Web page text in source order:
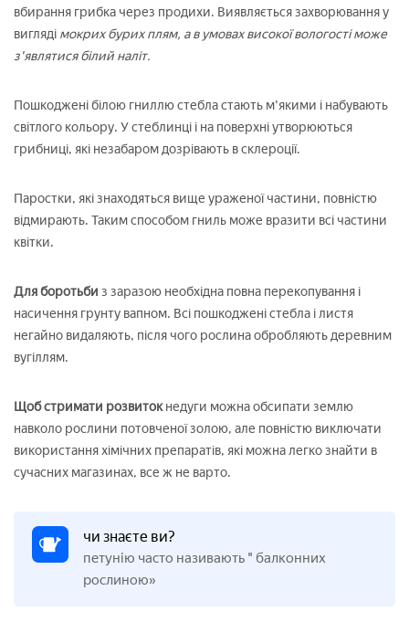
вбирання грибка через продихи. Виявляється захворювання у
вигляді мокрих бурих плям, а в умовах високої вологості може
з'являтися білий наліт.
Пошкоджені білою гниллю стебла стають м'якими і набувають
світлого кольору. У стеблинці і на поверхні утворюються
грибниці, які незабаром дозрівають в склероції.
Паростки, які знаходяться вище ураженої частини, повністю
відмирають. Таким способом гниль може вразити всі частини
квітки.
Для боротьби з заразою необхідна повна перекопування і
насичення грунту вапном. Всі пошкоджені стебла і листя
негайно видаляють, після чого рослина обробляють деревним
вугіллям.
Щоб стримати розвитокнедуги можна обсипати землю
навколо рослини потовченої золою, але повністю виключати
використання хімічних препаратів, які можна легко знайти в
сучасних магазинах, все ж не варто.
чи знаєте ви?
петунію часто називають " балконних
рослиною»